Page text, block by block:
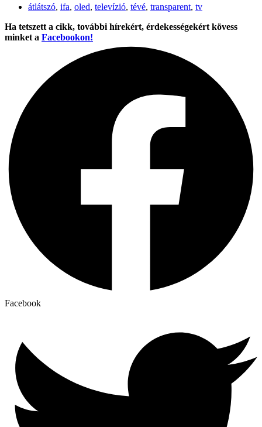
átlátszó, ifa, oled, televízió, tévé, transparent, tv
Ha tetszett a cikk, további hírekért, érdekességekért kövess
minket a Facebookon!
Facebook